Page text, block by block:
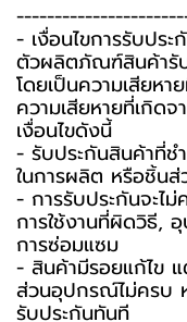
-️ เงื่อนไขการรับประ
ตัวผลิตภัณฑ์สินค้ารับ
โดยเป็นความเสียห
ความเสียหายที่เกิด
เงื่อนไขดังนี้
- รับประกันสินค้าที่ช
ในการผลิต หรือชิ้นส่
- การรับประกันจะไ
การใช้งานที่ผิดวิธี,
การซ่อมแซม
- สินค้ามีรอยแก้ไข
ส่วนอุปกรณ์ไม่ครบ
รับประกันทันที